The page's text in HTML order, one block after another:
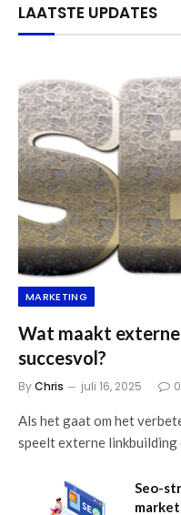
LAATSTE UPDATES
MARKETING
Wat maakt
succesvol?
ByChris juli 16, 2025 0
Als het gaat om het
speelt externe linkbuilding
Seo-